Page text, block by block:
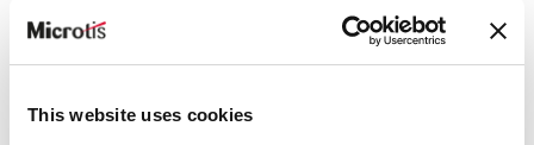
This website uses cookies
la mise à jour des données personnelles aux
collaborateurs autorisés, ou encore de confier
directement aux managers le processus de demande et